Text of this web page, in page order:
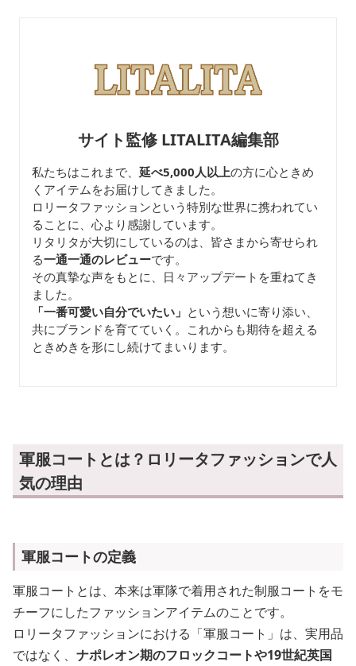
サイト監修 LITALITA編集部
私たちはこれまで、 延べ5,000人以上の方に心ときめ
くアイテムをお届けしてきました。
ロリータファッションという特別な世界に携われてい
ることに、心より感謝しています。
リタリタが大切にしているのは、皆さまから寄せられ
る一通一通のレビューです。
その真摯な声をもとに、日々アップデートを重ねてき
ました。
「一番可愛い自分でいたい」 という想いに寄り添い、
共にブランドを育てていく。これからも期待を超える
ときめきを形にし続けてまいります。
軍服コートとは？ロリータファッションで人
気の理由
軍服コートの定義
軍服コートとは、本来は軍隊で着用された制服コートをモ
チーフにしたファッションアイテムのことです。
ロリータファッションにおける「軍服コート」は、実用品
ではなく、 ナポレオン期のフロックコートや19世紀英国